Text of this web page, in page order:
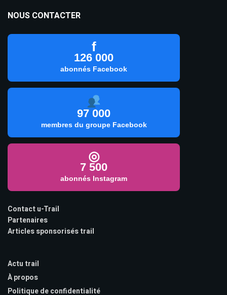
NOUS CONTACTER
f
126 000
abonnés Facebook
97 000
membres du groupe Facebook
◎
7 500
abonnés Instagram
Contact u-Trail
Partenaires
Articles sponsorisés trail
Actu trail
À propos
Politique de confidentialité